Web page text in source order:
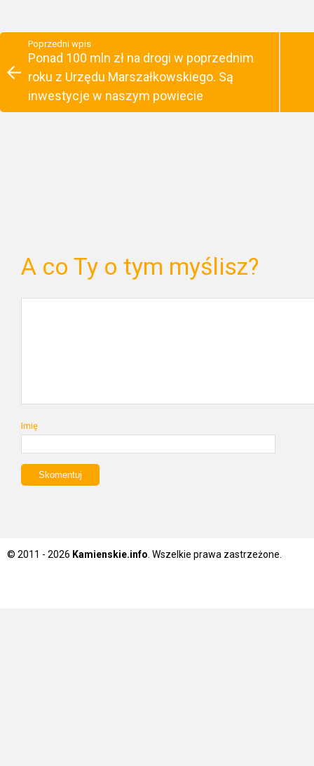
Poprzedni wpis
Ponad 100 mln zł na drogi w poprzednim
roku z Urzędu Marszałkowskiego. Są
inwestycje w naszym powiecie
A co Ty o tym myślisz?
Imię
© 2011 - 2026 Kamienskie.info. Wszelkie prawa zastrzeżone.